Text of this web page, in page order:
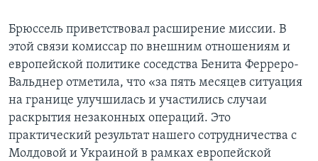
Брюссель приветствовал расширение миссии. В
этой связи комиссар по внешним отношениям и
европейской политике соседства Бенита Ферреро-
Вальднер отметила, что «за пять месяцев ситуация
на границе улучшилась и участились случаи
раскрытия незаконных операций. Это
практический результат нашего сотрудничества с
Молдовой и Украиной в рамках европейской